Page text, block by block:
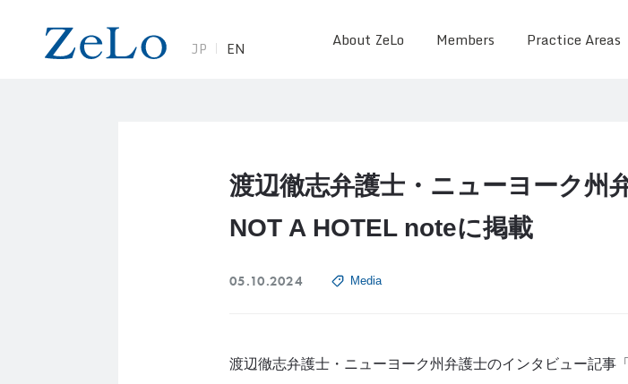
JP EN About ZeLo Members Practice Areas
渡辺徹志弁護士・ニューヨーク州
NOT A HOTEL noteに掲載
05.10.2024 Media
渡辺徹志弁護士・ニューヨーク州弁護士のインタビュー記事「